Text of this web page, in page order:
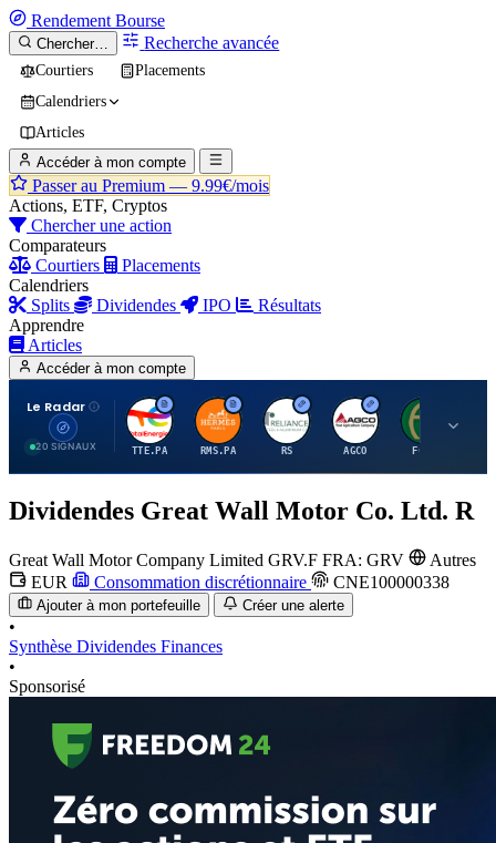
Rendement Bourse
Chercher… Recherche avancée
Courtiers
Placements
Calendriers
Articles
Accéder à mon compte
Passer au Premium — 9.99€/mois
Actions, ETF, Cryptos
Chercher une action
Comparateurs
Courtiers
Placements
Calendriers
Splits
Dividendes IPO
Résultats
Apprendre
Articles
Accéder à mon compte
Le Radar
20 SIGNAUX
T
TTE.PA
H
RMS.PA
R
RS
A
AGCO FCFS
Dividendes Great Wall Motor Co. Ltd. R
Great Wall Motor Company Limited GRV.F FRA: GRV
Autres
EUR
Consommation discrétionnaire CNE100000338
Ajouter à mon portefeuille Créer une alerte
•
Synthèse Dividendes Finances
•
Sponsorisé